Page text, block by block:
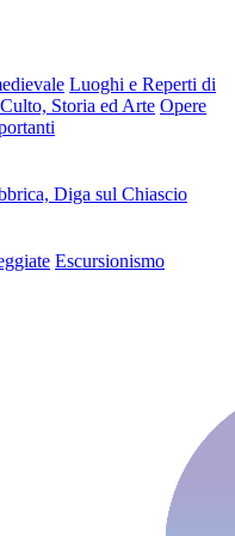
Luoghi e Reperti di
Storia ed Arte Opere
Diga sul Chiascio
Escursionismo